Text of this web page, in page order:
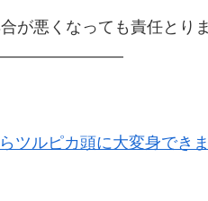
が悪くなっても責任とり